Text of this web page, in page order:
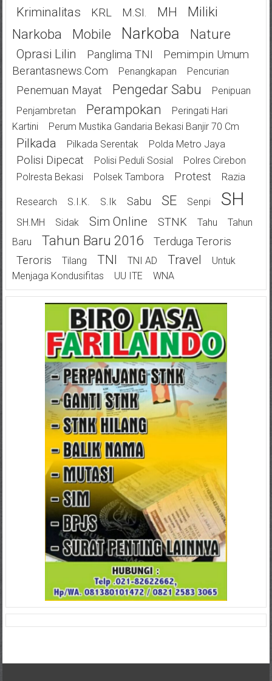
Kriminalitas KRL M.SI. MH
Miliki
Narkoba
Mobile Narkoba Nature
Oprasi Lilin Panglima TNI
Pemimpin Umum
Berantasnews.com
Penangkapan Pencurian
Penemuan Mayat Pengedar Sabu
Penipuan
Penjambretan
Perampokan
Peringati Hari
Kartini
Perum Mustika Gandaria Bekasi Banjir 70 Cm
Pilkada Pilkada Serentak Polda Metro Jaya
Polisi Dipecat Polisi Peduli Sosial
Polres Cirebon
Polresta Bekasi
Polsek Tambora Protest Razia
Research S.I.K. S.Ik Sabu SE Senpi SH
SH.MH Sidak Sim Online STNK Tahu
Tahun
Baru
Tahun Baru 2016
Terduga Teroris
Teroris
Tilang TNI TNI AD Travel
Untuk
Menjaga Kondusifitas
UU ITE WNA